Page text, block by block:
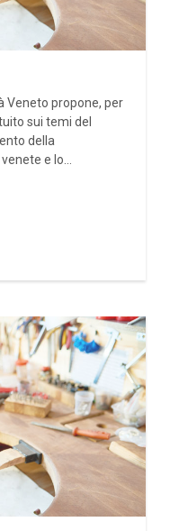
Veneto propone, per
sui temi del
della
e lo...